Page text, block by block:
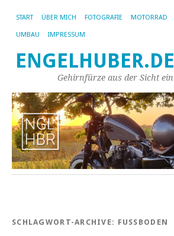
START ÜBER MICH FOTOGRAFIE MOTORRAD
UMBAU IMPRESSUM
Gehirnfürze aus der Sicht
SCHLAGWORT-ARCHIVE: FUSSBODEN